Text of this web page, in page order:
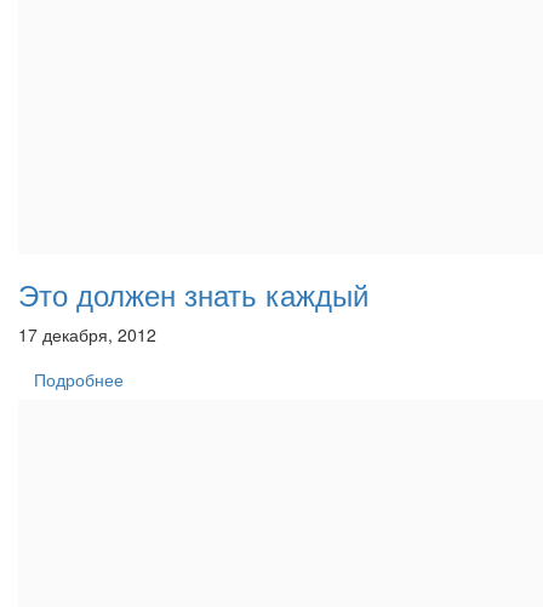
Это должен знать каждый
17 декабря, 2012
Подробнее